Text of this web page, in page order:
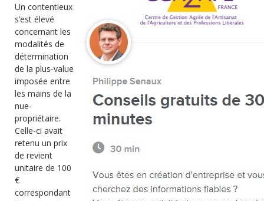
Un contentieux
s’est élevé
concernant les
modalités de
détermination
de la plus-value
imposée entre
les mains de la
nue-
propriétaire.
Celle-ci avait
retenu un prix
de revient
unitaire de 100
€
correspondant